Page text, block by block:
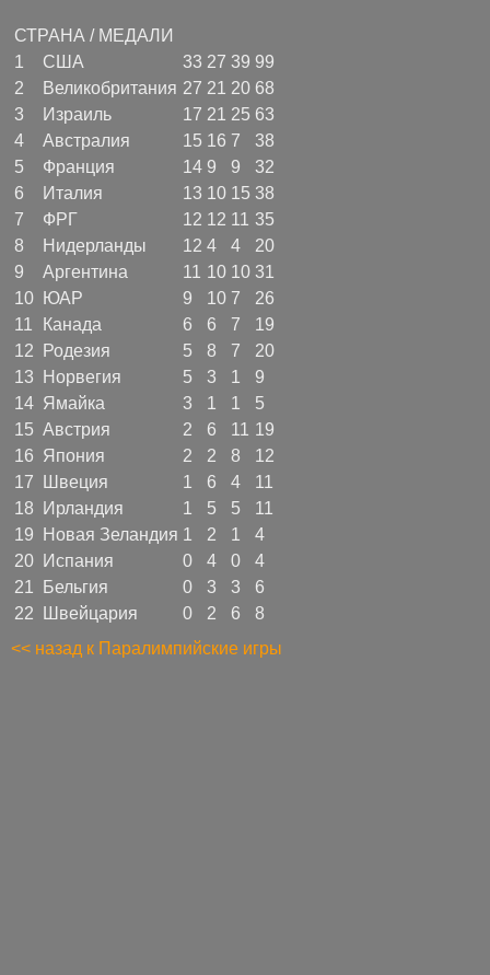
СТРАНА / МЕДАЛИ
1
США 33 27 39 99
2
Великобритания 27 21 20 68
3
Израиль 17 21 25 63
4
Австралия 15 16 7
38
5
Франция 14 9 9
32
6
Италия 13 10 15 38
7
ФРГ 12 12 11 35
8
Нидерланды 12 4 4
20
9
Аргентина 11 10 10 31
10
ЮАР 9 10 7
26
11
Канада 6 6 7
19
12
Родезия 5 8 7
20
13
Норвегия 5 3 1
9
14 Ямайка 3 1 1
5
15 Австрия 2 6 11 19
16 Япония 2 2 8
12
17
Швеция 1 6 4
11
18
Ирландия 1 5 5
11
19
Новая Зеландия 1 2 1
4
20 Испания 0 4 0
4
21
Бельгия 0 3 3
6
22
Швейцария 0 2 6
8
<< назад к Паралимпийские игры